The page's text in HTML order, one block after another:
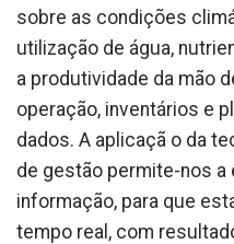
sobre as condições
utilização de água,
a produtividade da mão
operação, inventários e
dados. A aplicaçã o da
de gestão permite-nos a
informação, para que
tempo real, com